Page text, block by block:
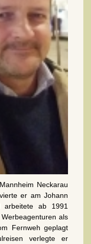
Neckarau
er am Johann
arbeitete ab 1991
als
Fernweh geplagt
verlegte er